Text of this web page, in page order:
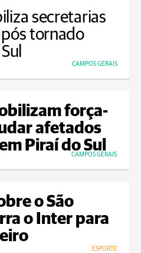
secretarias
tornado
CAMPOS GERAIS
força-
afetados
Piraí do Sul
CAMPOS GERAIS
o São
o Inter para
ESPORTE